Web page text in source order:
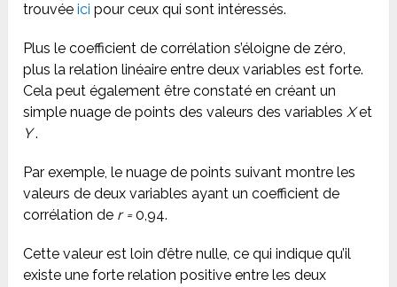
trouvéeici pour ceux qui sont intéressés.
Plus le coefficient de corrélation s’éloigne de zéro,
plus la relation linéaire entre deux variables est forte.
Cela peut également être constaté en créant un
simple nuage de points des valeurs des variablesXet
Y.
Par exemple, le nuage de points suivant montre les
valeurs de deux variables ayant un coefficient de
corrélation de r =0,94.
Cette valeur est loin d’être nulle, ce qui indique qu’il
existe une forte relation positive entre les deux